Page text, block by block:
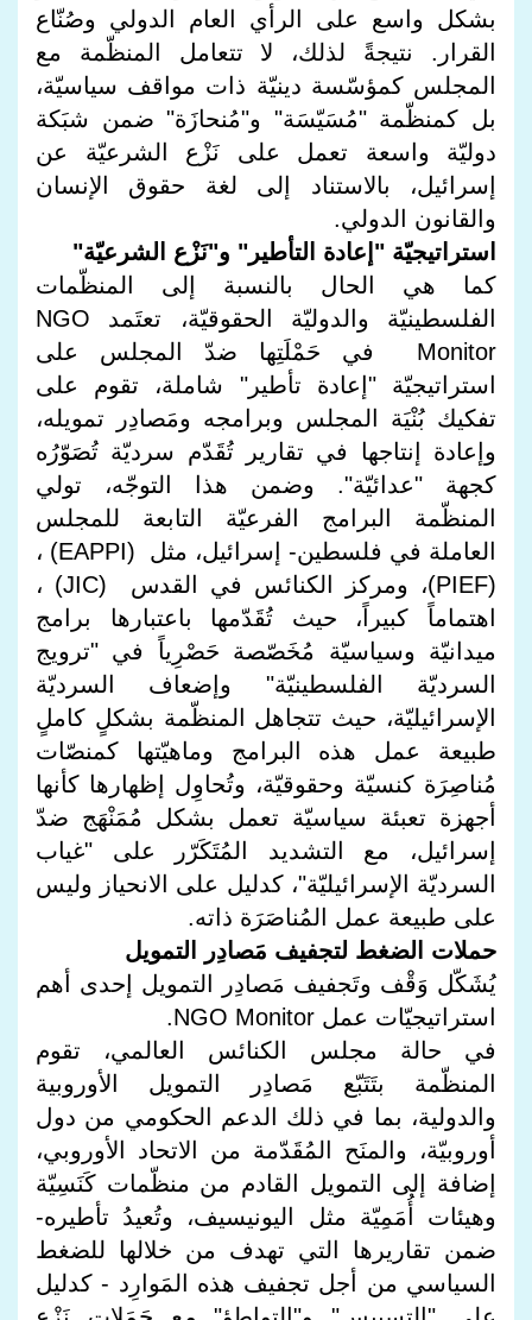
بشكل واسع على الرأي العام الدولي وصُنّاع
القرار. نتيجةً لذلك، لا تتعامل المنظّمة مع
المجلس كمؤسّسة دينيّة ذات مواقف سياسيّة،
بل كمنظّمة "مُسَيّسَة" و"مُنحازَة" ضمن شبَكة
دوليّة واسعة تعمل على نَزْع الشرعيّة عن
إسرائيل، بالاستناد إلى لغة حقوق الإنسان
والقانون الدولي.
استراتيجيّة "إعادة التأطير" و"نَزْع الشرعيّة"
كما هي الحال بالنسبة إلى المنظّمات
الفلسطينيّة والدوليّة الحقوقيّة، تعتَمد NGO
Monitor في حَمْلَتِها ضدّ المجلس على
استراتيجيّة "إعادة تأطير" شاملة، تقوم على
تفكيك بُنْيَة المجلس وبرامجه ومَصادِر تمويله،
وإعادة إنتاجها في تقارير تُقَدّم سرديّة تُصَوّرُه
كجهة "عدائيّة". وضمن هذا التوجّه، تولي
المنظّمة البرامج الفرعيّة التابعة للمجلس
العاملة في فلسطين- إسرائيل، مثل (EAPPI) ،
(PIEF)، ومركز الكنائس في القدس (JIC) ،
اهتماماً كبيراً، حيث تُقَدّمها باعتبارها برامج
ميدانيّة وسياسيّة مُخَصّصة حَصْرِياً في "ترويج
السرديّة الفلسطينيّة" وإضعاف السرديّة
الإسرائيليّة، حيث تتجاهل المنظّمة بشكلٍ كاملٍ
طبيعة عمل هذه البرامج وماهيّتها كمنصّات
مُناصِرَة كنسيّة وحقوقيّة، وتُحاوِل إظهارها كأنها
أجهزة تعبئة سياسيّة تعمل بشكل مُمَنْهَج ضدّ
إسرائيل، مع التشديد المُتَكَرّر على "غياب
السرديّة الإسرائيليّة"، كدليل على الانحياز وليس
على طبيعة عمل المُناصَرَة ذاته.
حملات الضغط لتجفيف مَصادِر التمويل
يُشَكّل وَقْف وتَجفيف مَصادِر التمويل إحدى أهم
استراتيجيّات عمل NGO Monitor.
في حالة مجلس الكنائس العالمي، تقوم
المنظّمة بتَتَبّع مَصادِر التمويل الأوروبية
والدولية، بما في ذلك الدعم الحكومي من دول
أوروبيّة، والمنَح المُقَدّمة من الاتحاد الأوروبي،
إضافة إلى التمويل القادم من منظّمات كَنَسِيّة
وهيئات أُمَمِيّة مثل اليونيسيف، وتُعيدُ تأطيره-
ضمن تقاريرها التي تهدف من خلالها للضغط
السياسي من أجل تجفيف هذه المَوارِد - كدليل